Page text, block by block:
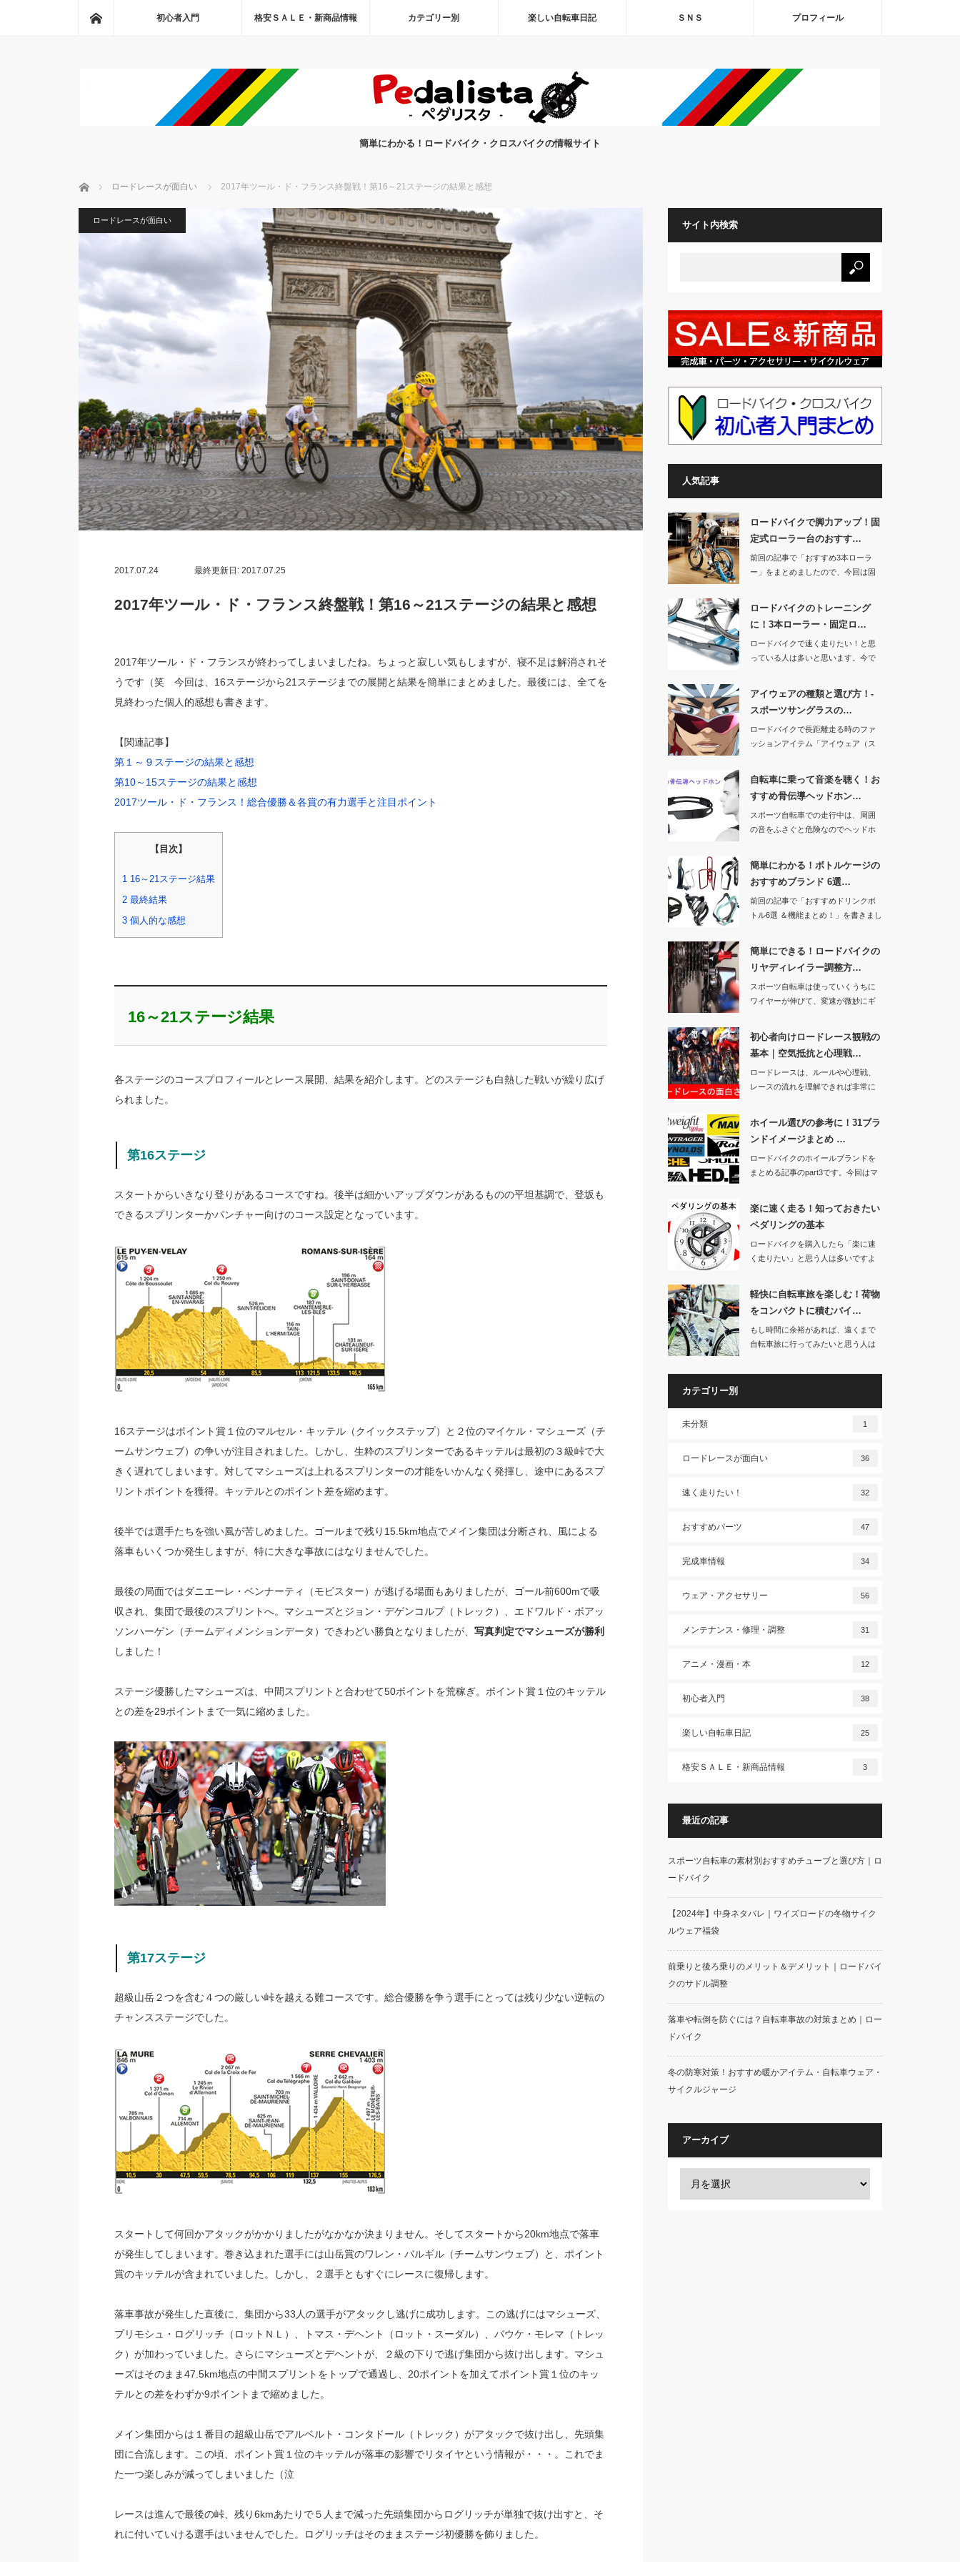
初心者入門 格安ＳＡＬＥ・新商品情報 カテゴリー別 楽しい自転車日記 ＳＮＳ プロフィール
簡単にわかる！ロードバイク・クロスバイクの情報サイト
ホーム ロードレースが面白い 2017年ツール・ド・フランス終盤戦！第16～21ステージの結果と感想
ロードレースが面白い
2017.07.24 最終更新日: 2017.07.25
2017年ツール・ド・フランス終盤戦！第16～21ステージの結果と感想
2017年ツール・ド・フランスが終わってしまいましたね。ちょっと寂しい気もしますが、寝不足は解消されそ
うです（笑 今回は、16ステージから21ステージまでの展開と結果を簡単にまとめました。最後には、全てを
見終わった個人的感想も書きます。
【関連記事】
第１～９ステージの結果と感想
第10～15ステージの結果と感想
2017ツール・ド・フランス！総合優勝＆各賞の有力選手と注目ポイント
【目次】
1 16～21ステージ結果
2最終結果
3個人的な感想
16～21ステージ結果
各ステージのコースプロフィールとレース展開、結果を紹介します。どのステージも白熱した戦いが繰り広げ
られました。
第16ステージ
スタートからいきなり登りがあるコースですね。後半は細かいアップダウンがあるものの平坦基調で、登坂も
できるスプリンターかパンチャー向けのコース設定となっています。
16ステージはポイント賞１位のマルセル・キッテル（クイックステップ）と２位のマイケル・マシューズ（チ
ームサンウェブ）の争いが注目されました。しかし、生粋のスプリンターであるキッテルは最初の３級峠で大
きく遅れてしまいます。対してマシューズは上れるスプリンターの才能をいかんなく発揮し、途中にあるスプ
リントポイントを獲得。キッテルとのポイント差を縮めます。
後半では選手たちを強い風が苦しめました。ゴールまで残り15.5km地点でメイン集団は分断され、風による
落車もいくつか発生しますが、特に大きな事故にはなりませんでした。
最後の局面ではダニエーレ・ベンナーティ（モビスター）が逃げる場面もありましたが、ゴール前600mで吸
収され、集団で最後のスプリントへ。マシューズとジョン・デゲンコルプ（トレック）、エドワルド・ボアッ
ソンハーゲン（チームディメンションデータ）できわどい勝負となりましたが、 写真判定でマシューズが勝利
しました！
ステージ優勝したマシューズは、中間スプリントと合わせて50ポイントを荒稼ぎ。ポイント賞１位のキッテル
との差を29ポイントまで一気に縮めました。
第17ステージ
超級山岳２つを含む４つの厳しい峠を越える難コースです。総合優勝を争う選手にとっては残り少ない逆転の
チャンスステージでした。
スタートして何回かアタックがかかりましたがなかなか決まりません。そしてスタートから20km地点で落車
が発生してしまいます。巻き込まれた選手には山岳賞のワレン・バルギル（チームサンウェブ）と、ポイント
賞のキッテルが含まれていました。しかし、２選手ともすぐにレースに復帰します。
落車事故が発生した直後に、集団から33人の選手がアタックし逃げに成功します。この逃げにはマシューズ、
プリモシュ・ログリッチ（ロットＮＬ）、トマス・デヘント（ロット・スーダル）、バウケ・モレマ（トレッ
ク）が加わっていました。さらにマシューズとデヘントが、２級の下りで逃げ集団から抜け出します。マシュ
ーズはそのまま47.5km地点の中間スプリントをトップで通過し、20ポイントを加えてポイント賞１位のキッ
テルとの差をわずか9ポイントまで縮めました。
メイン集団からは１番目の超級山岳でアルベルト・コンタドール（トレック）がアタックで抜け出し、先頭集
団に合流します。この頃、ポイント賞１位のキッテルが落車の影響でリタイヤという情報が・・・。これでま
た一つ楽しみが減ってしまいました（泣
レースは進んで最後の峠、残り6kmあたりで５人まで減った先頭集団からログリッチが単独で抜け出すと、そ
れに付いていける選手はいませんでした。ログリッチはそのままステージ初優勝を飾りました。
サイト内検索
人気記事
ロードバイクで脚力アップ！固
定式ローラー台のおすす…
前回の記事で「おすすめ3本ローラ
ー」をまとめましたので、今回は固
ロードバイクのトレーニング
に！3本ローラー・固定ロ…
ロードバイクで速く走りたい！と思
っている人は多いと思います。今で
アイウェアの種類と選び方！-
スポーツサングラスの…
ロードバイクで長距離走る時のファ
ッションアイテム「アイウェア（ス
自転車に乗って音楽を聴く！お
すすめ骨伝導ヘッドホン…
スポーツ自転車での走行中は、周囲
の音をふさぐと危険なのでヘッドホ
簡単にわかる！ボトルケージの
おすすめブランド 6選…
前回の記事で「おすすめドリンクボ
トル6選 ＆機能まとめ！」を書きまし
簡単にできる！ロードバイクの
リヤディレイラー調整方…
スポーツ自転車は使っていくうちに
ワイヤーが伸びて、変速が微妙にギ
初心者向けロードレース観戦の
基本｜空気抵抗と心理戦…
ロードレースは、ルールや心理戦、
レースの流れを理解できれば非常に
ホイール選びの参考に！31ブラ
ンドイメージまとめ …
ロードバイクのホイールブランドを
まとめる記事のpart3です。今回はマ
楽に速く走る！知っておきたい
ペダリングの基本
ロードバイクを購入したら「楽に速
く走りたい」と思う人は多いですよ
軽快に自転車旅を楽しむ！荷物
をコンパクトに積むバイ…
もし時間に余裕があれば、遠くまで
自転車旅に行ってみたいと思う人は
カテゴリー別
未分類 1
ロードレースが面白い 36
速く走りたい！ 32
おすすめパーツ 47
完成車情報 34
ウェア・アクセサリー 56
メンテナンス・修理・調整 31
アニメ・漫画・本 12
初心者入門 38
楽しい自転車日記 25
格安ＳＡＬＥ・新商品情報 3
最近の記事
スポーツ自転車の素材別おすすめチューブと選び方｜ロ
ードバイク
【2024年】中身ネタバレ｜ワイズロードの冬物サイク
ルウェア福袋
前乗りと後ろ乗りのメリット＆デメリット｜ロードバイ
クのサドル調整
落車や転倒を防ぐには？自転車事故の対策まとめ｜ロー
ドバイク
冬の防寒対策！おすすめ暖かアイテム・自転車ウェア・
サイクルジャージ
アーカイブ